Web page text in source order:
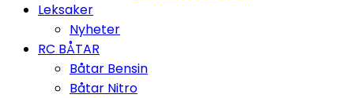
Leksaker
Nyheter
RC BÅTAR
Båtar Bensin
Båtar Nitro